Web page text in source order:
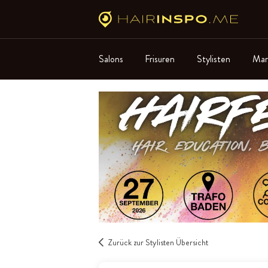
Salons Frisuren Stylisten
Zurück zur Stylisten Übersicht